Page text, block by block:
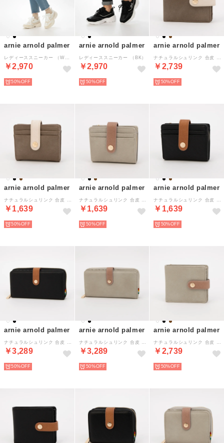
arnie arnold palmer
￥2,970
50%
arnie arnold palmer
レディーススニーカー （BK）
￥2,970
50%
arnie arnold palmer
￥2,739
50%
arnie arnold palmer
￥1,639
50%
arnie arnold palmer
￥1,639
50%
arnie arnold palmer
￥1,639
50%
arnie arnold palmer
￥3,289
50%
arnie arnold palmer
￥3,289
50%
arnie arnold palmer
￥2,739
50%